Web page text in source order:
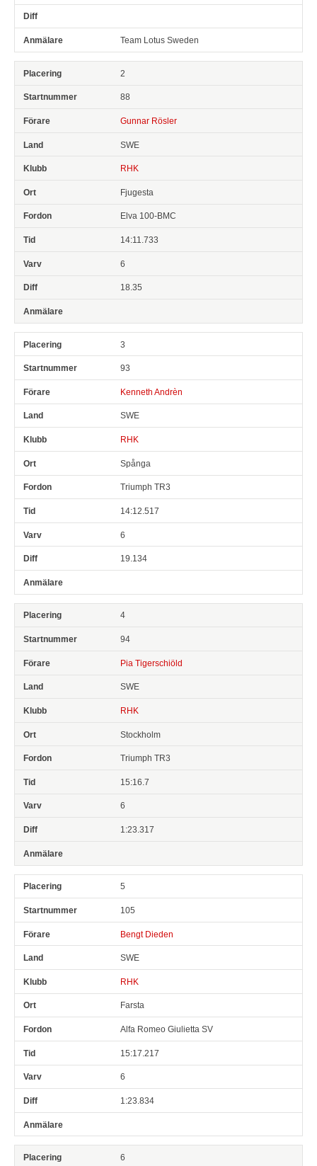
Team Lotus Sweden
2
88
Gunnar Rösler
SWE
RHK
Fjugesta
Elva 100-BMC
14:11.733
6
18.35
3
93
Kenneth Andrèn
SWE
RHK
Spånga
Triumph TR3
14:12.517
6
19.134
4
94
Pia Tigerschiöld
SWE
RHK
Stockholm
Triumph TR3
15:16.7
6
1:23.317
5
105
Bengt Dieden
SWE
RHK
Farsta
Alfa Romeo Giulietta SV
15:17.217
6
1:23.834
6